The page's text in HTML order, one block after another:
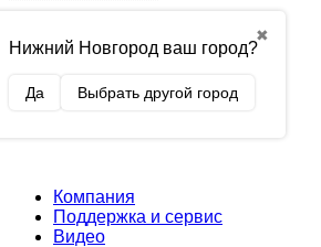
✖
Нижний Новгород ваш город?
Да Выбрать другой город
Компания
Поддержка и сервис
Видео